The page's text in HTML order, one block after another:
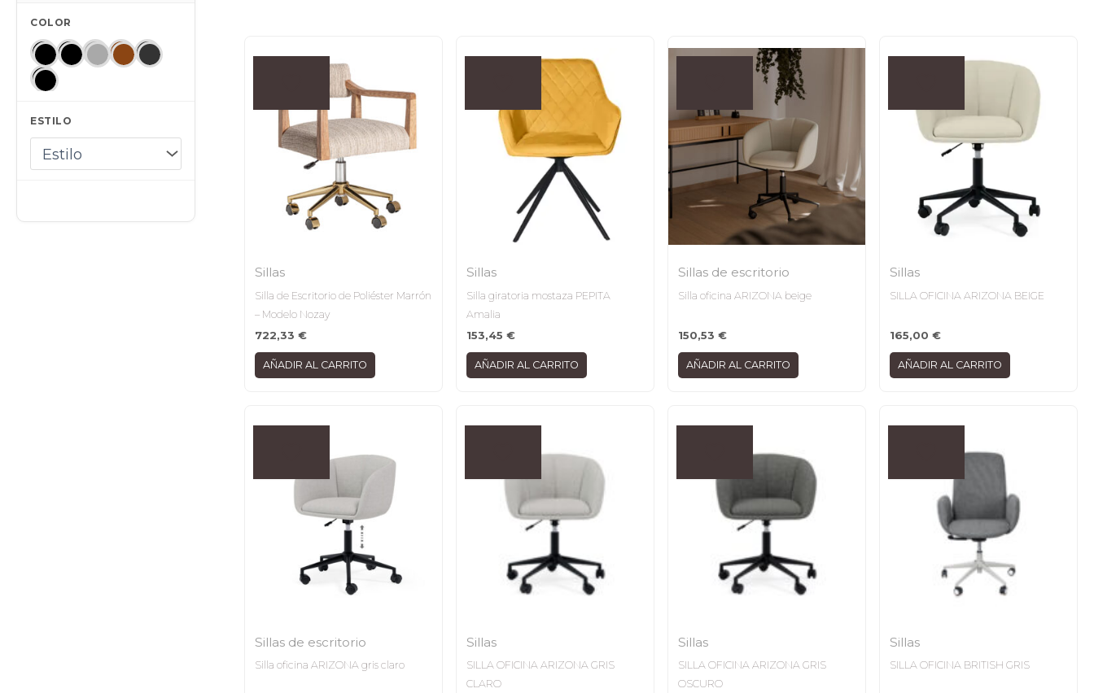
COLOR
ESTILO
Sillas
Silla de Escritorio de Poliéster Marrón
– Modelo Nozay
722,33 €
AÑADIR AL CARRITO
Sillas
Silla giratoria mostaza PEPITA
Amalia
153,45 €
AÑADIR AL CARRITO
Sillas de escritorio
Silla oficina ARIZONA beige
150,53 €
AÑADIR AL CARRITO
Sillas
SILLA OFICINA ARIZONA BEIGE
165,00 €
AÑADIR AL CARRITO
Sillas de escritorio
Silla oficina ARIZONA gris claro
Sillas
SILLA OFICINA ARIZONA GRIS
CLARO
Sillas
SILLA OFICINA ARIZONA GRIS
OSCURO
Sillas
SILLA OFICINA BRITISH GRIS